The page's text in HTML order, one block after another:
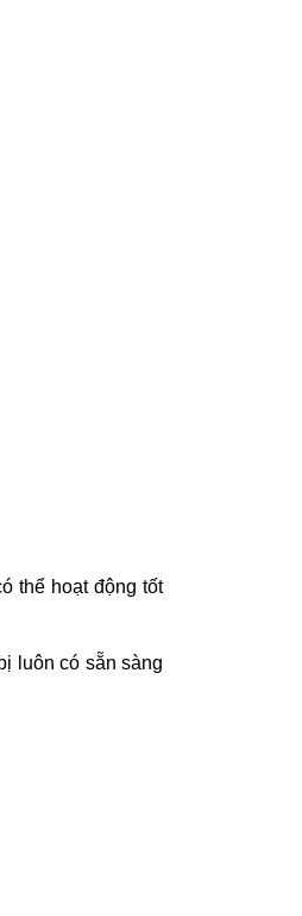
thể hoạt động tốt
luôn có sẵn sàng